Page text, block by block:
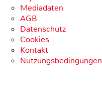
Mediadaten
AGB
Datenschutz
Cookies
Kontakt
Nutzungsbedingungen